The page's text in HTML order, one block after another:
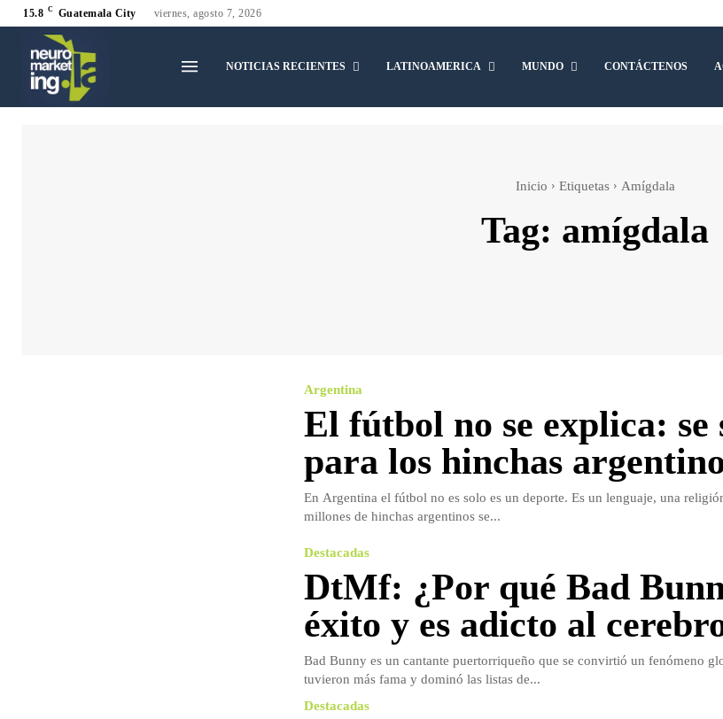
15.8 C Guatemala City viernes, agosto 7, 2026
NOTICIAS RECIENTES LATINOAMERICA MUNDO CONTÁCTENOS
Inicio Etiquetas Amígdala
Tag: amígdala
Argentina
El fútbol no se explica: se
para los hinchas
En Argentina el fútbol no es solo es un deporte. Es un lenguaje, una
millones de hinchas argentinos se...
Destacadas
DtMf: ¿Por qué Bad
éxito y es adicto al
Bad Bunny es un cantante puertorriqueño que se convirtió un fenómeno
tuvieron más fama y dominó las listas de...
Destacadas